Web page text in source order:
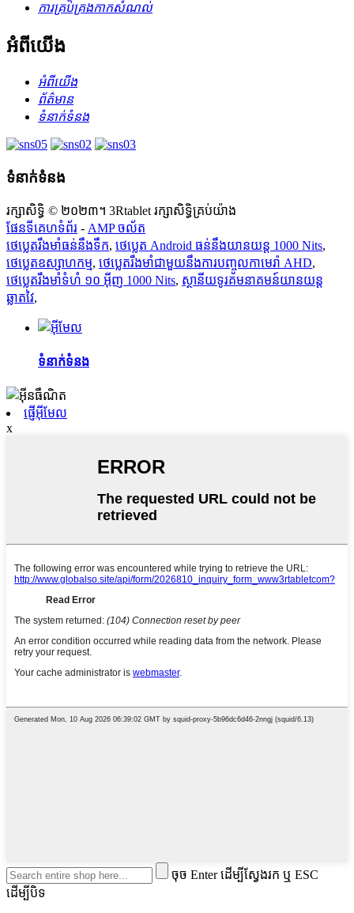
ការគ្រប់គ្រងកាកសំណល់
អំពីយើង
អំពីយើង
ព័ត៌មាន
ទំនាក់ទំនង
ទំនាក់ទំនង
រក្សាសិទ្ធិ © ២០២៣។ 3Rtablet រក្សាសិទ្ធិគ្រប់យ៉ាង
ផែនទីគេហទំព័រ - AMP ចល័ត
ថេប្លេតរឹងមាំធន់នឹងទឹក, ថេប្លេត Android ធន់​នឹង​យានយន្ត 1000 Nits,
ថេប្លេតឧស្សាហកម្ម, ថេប្លេតរឹងមាំជាមួយនឹងការបញ្ចូលកាមេរ៉ា AHD,
ថេប្លេតរឹងមាំទំហំ ១០ អ៊ីញ 1000 Nits, ស្ថានីយទូរគមនាគមន៍យានយន្ត
ឆ្លាតវៃ,
ទំនាក់ទំនង
ផ្ញើអ៊ីមែល
x
ចុច Enter ដើម្បីស្វែងរក ឬ ESC
ដើម្បីបិទ